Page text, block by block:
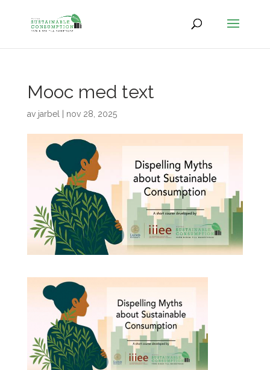
Mooc med text
av jarbel nov 28, 2025